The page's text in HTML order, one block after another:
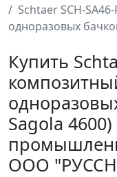
Schtaer SCH-
одноразовых
Купить
Sagola
ООО